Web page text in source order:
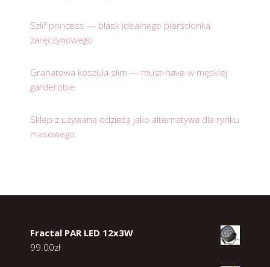
Szlif princess — blask idealnego pierścionka
zaręczynowego
Granatowa koszula slim — must-have w męskiej
garderobie
Sklep z używaną odzieżą jako alternatywa dla rynku
masowego
Fractal PAR LED 12x3W
99.00zł